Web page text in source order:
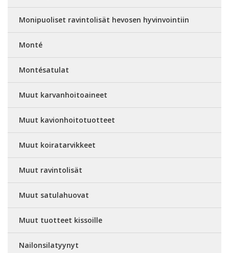
Monipuoliset ravintolisät hevosen hyvinvointiin
Monté
Montésatulat
Muut karvanhoitoaineet
Muut kavionhoitotuotteet
Muut koiratarvikkeet
Muut ravintolisät
Muut satulahuovat
Muut tuotteet kissoille
Nailonsilatyynyt